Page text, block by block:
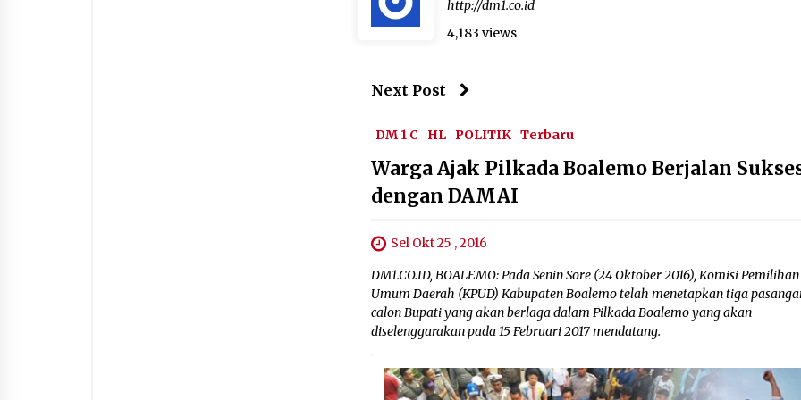
http://dm1.co.id
4,183 views
Next Post
DM 1 C HL POLITIK Terbaru
Warga Ajak Pilkada Boalemo Berjalan
dengan DAMAI
Sel Okt 25 , 2016
DM1.CO.ID, BOALEMO: Pada Senin Sore (24 Oktober 2016), Komisi Pemilihan
Umum Daerah (KPUD) Kabupaten Boalemo telah menetapkan tiga
calon Bupati yang akan berlaga dalam Pilkada Boalemo yang akan
diselenggarakan pada 15 Februari 2017 mendatang.